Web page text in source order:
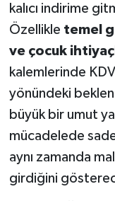
kalıcı indirime
Özellikle temel
ve çocuk
kalemlerinde
yönündeki
büyük bir umut
mücadelede
aynı zamanda
girdiğini